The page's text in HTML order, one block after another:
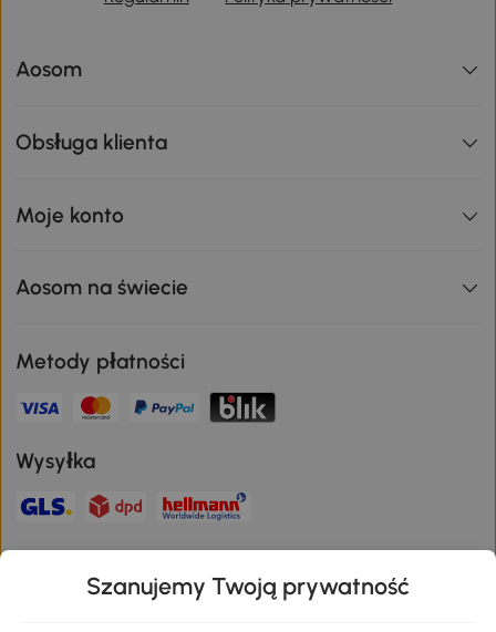
Aosom
Obsługa klienta
Moje konto
Aosom na świecie
Metody płatności
Wysyłka
Szanujemy Twoją prywatność